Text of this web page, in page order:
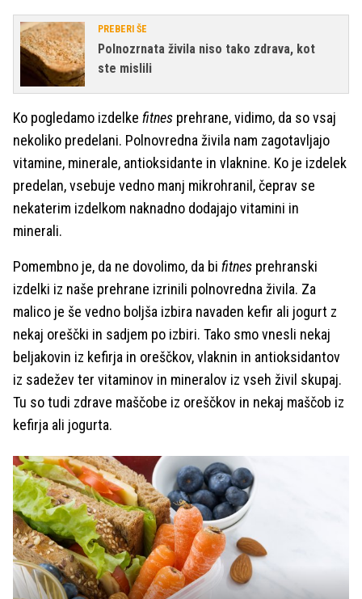
PREBERI ŠE
Polnozrnata živila niso tako zdrava, kot
ste mislili
Ko pogledamo izdelke fitnes prehrane, vidimo, da so vsaj
nekoliko predelani. Polnovredna živila nam zagotavljajo
vitamine, minerale, antioksidante in vlaknine. Ko je izdelek
predelan, vsebuje vedno manj mikrohranil, čeprav se
nekaterim izdelkom naknadno dodajajo vitamini in
minerali.
Pomembno je, da ne dovolimo, da bi fitnes prehranski
izdelki iz naše prehrane izrinili polnovredna živila. Za
malico je še vedno boljša izbira navaden kefir ali jogurt z
nekaj oreščki in sadjem po izbiri. Tako smo vnesli nekaj
beljakovin iz kefirja in oreščkov, vlaknin in antioksidantov
iz sadežev ter vitaminov in mineralov iz vseh živil skupaj.
Tu so tudi zdrave maščobe iz oreščkov in nekaj maščob iz
kefirja ali jogurta.